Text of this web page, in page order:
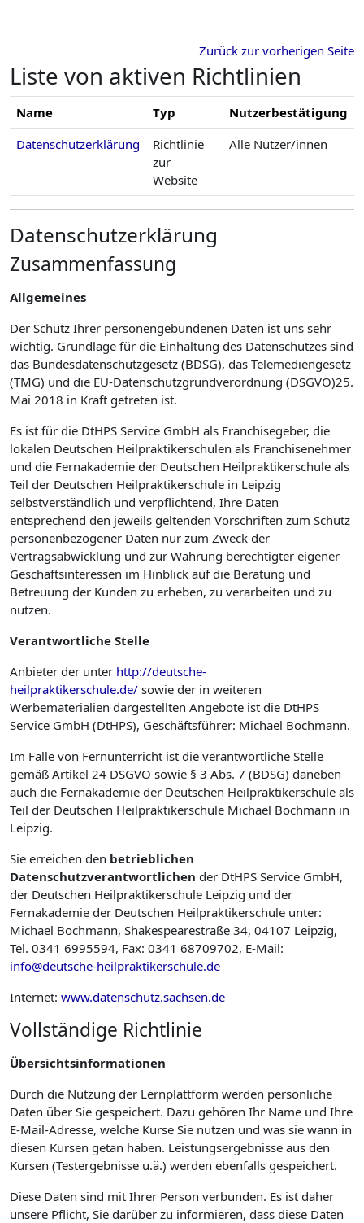
Zurück zur vorherigen Seite
Liste von aktiven Richtlinien
Name Typ
Nutzerbestätigung
Datenschutzerklärung
Richtlinie
zur
Website
Alle Nutzer/innen
Datenschutzerklärung
Zusammenfassung
Allgemeines
Der Schutz Ihrer personengebundenen Daten ist uns sehr
wichtig. Grundlage für die Einhaltung des Datenschutzes sind
das Bundesdatenschutzgesetz (BDSG), das Telemediengesetz
(TMG) und die EU-Datenschutzgrundverordnung (DSGVO)25.
Mai 2018 in Kraft getreten ist.
Es ist für die DtHPS Service GmbH als Franchisegeber, die
lokalen Deutschen Heilpraktikerschulen als Franchise­nehmer
und die Fernakademie der Deutschen Heilpraktikerschule als
Teil der Deutschen Heilpraktikerschule in Leipzig
selbstverständlich und verpflichtend, Ihre Daten
entsprechend den jeweils geltenden Vorschriften zum Schutz
personenbezogener Daten nur zum Zweck der
Vertragsabwicklung und zur Wahrung berechtigter eigener
Geschäftsinteressen im Hinblick auf die Beratung und
Betreuung der Kunden zu erheben, zu verarbeiten und zu
nutzen.
Verantwortliche Stelle
Anbieter der unter http://deutsche-
heilpraktikerschule.de/ sowie der in weiteren
Werbematerialien dargestellten Angebote ist die DtHPS
Service GmbH (DtHPS), Geschäftsführer: Michael Bochmann.
Im Falle von Fernunterricht ist die verantwortliche Stelle
gemäß Artikel 24 DSGVO sowie § 3 Abs. 7 (BDSG) daneben
auch die Fernakademie der Deutschen Heilpraktikerschule als
Teil der Deutschen Heilpraktikerschule Michael Bochmann in
Leipzig.
Sie erreichen den betrieblichen
Datenschutzverantwortlichen der DtHPS Service GmbH,
der Deutschen Heilpraktikerschule Leipzig und der
Fernakademie der Deutschen Heilpraktikerschule unter:
Michael Bochmann, Shakespearestraße 34, 04107 Leipzig,
Tel. 0341 6995594, Fax: 0341 68709702, E-Mail:
info@deutsche-heilpraktikerschule.de
Internet: www.datenschutz.sachsen.de
Vollständige Richtlinie
Übersichtsinformationen
Durch die Nutzung der Lernplattform werden persönliche
Daten über Sie gespeichert. Dazu gehören Ihr Name und Ihre
E-Mail-Adresse, welche Kurse Sie nutzen und was sie wann in
diesen Kursen getan haben. Leistungsergebnisse aus den
Kursen (Testergebnisse u.ä.) werden ebenfalls gespeichert.
Diese Daten sind mit Ihrer Person verbunden. Es ist daher
unsere Pflicht, Sie darüber zu informieren, dass diese Daten